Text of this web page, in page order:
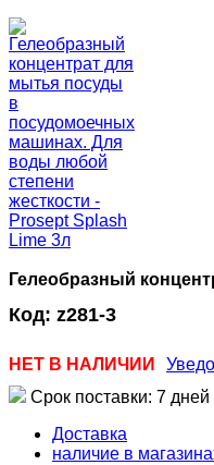
Гелеобразный
Код: z281-3
НЕТ В НАЛИЧИИ
Срок поставки: 7 дней
Доставка
наличие в